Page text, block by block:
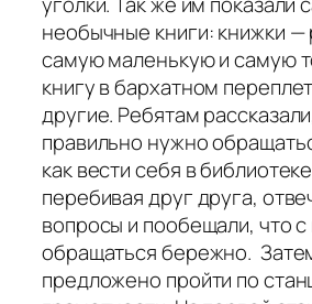
необычные книги: книжки —
самую маленькую и самую
книгу в бархатном
другие. Ребятам
правильно нужно
как вести себя в
перебивая друг друга,
вопросы и пообещали, что
обращаться бережно.
предложено пройти по